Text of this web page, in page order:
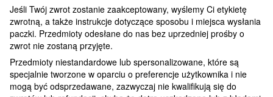
Jeśli Twój zwrot zostanie zaakceptowany, wyślemy Ci etykietę
zwrotną, a także instrukcje dotyczące sposobu i miejsca wysłania
paczki. Przedmioty odesłane do nas bez uprzedniej prośby o
zwrot nie zostaną przyjęte.
Przedmioty niestandardowe lub spersonalizowane, które są
specjalnie tworzone w oparciu o preferencje użytkownika i nie
mogą być odsprzedawane, zazwyczaj nie kwalifikują się do